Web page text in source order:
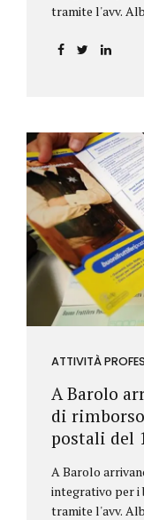
tramite l'avv.
ATTIVITÀ
A Barolo
di
postali del
A Barolo
integrativo per i
tramite l'avv.